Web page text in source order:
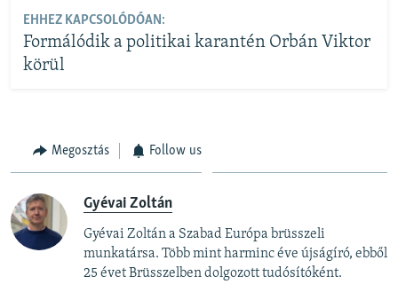
EHHEZ KAPCSOLÓDÓAN:
Formálódik a politikai karantén Orbán Viktor
körül
Megosztás Follow us
Gyévai Zoltán
Gyévai Zoltán a Szabad Európa brüsszeli
munkatársa. Több mint harminc éve újságíró, ebből
25 évet Brüsszelben dolgozott tudósítóként.